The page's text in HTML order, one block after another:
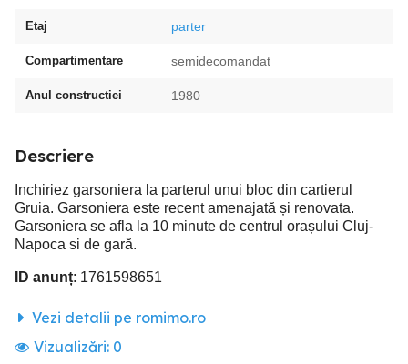
Etaj parter
Compartimentare semidecomandat
Anul constructiei 1980
Descriere
Inchiriez garsoniera la parterul unui bloc din cartierul
Gruia. Garsoniera este recent amenajată și renovata.
Garsoniera se afla la 10 minute de centrul orașului Cluj-
Napoca si de gară.
ID anunț: 1761598651
Vezi detalii pe romimo.ro
Vizualizări: 0